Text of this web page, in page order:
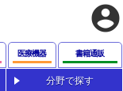
account_circle
医療機器 書籍通販
分野で探す